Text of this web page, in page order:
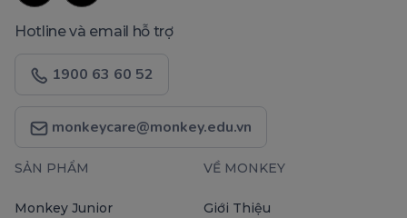
Hotline và email hỗ trợ
1900 63 60 52
monkeycare@monkey.edu.vn
SẢN PHẨM
Monkey Junior
VỀ MONKEY
Giới Thiệu